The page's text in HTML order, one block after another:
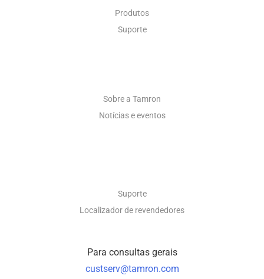
Produtos
Suporte
Sobre a Tamron
Notícias e eventos
Suporte
Localizador de revendedores
Para consultas gerais
custserv@tamron.com